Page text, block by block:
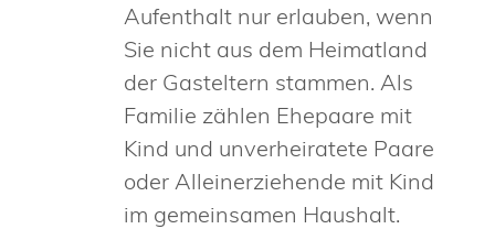
Aufenthalt nur erlauben, wenn
Sie nicht aus dem Heimatland
der Gasteltern stammen. Als
Familie zählen Ehepaare mit
Kind und unverheiratete Paare
oder Alleinerziehende mit Kind
im gemeinsamen Haushalt.